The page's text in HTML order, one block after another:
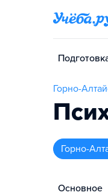
Горно-
Горно-
Основное